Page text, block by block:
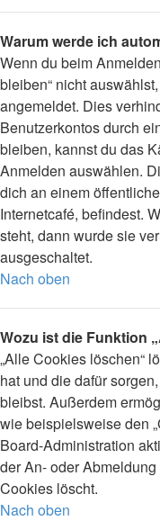
Warum werde ich
Wenn du beim
bleiben“ nicht
angemeldet. Dies
Benutzerkontos durch
bleiben, kannst du das
Anmelden auswählen.
dich an einem
Internetcafé, befindest.
steht, dann wurde sie
ausgeschaltet.
Nach oben
Wozu ist die Funktion
„Alle Cookies löschen“
hat und die dafür
bleibst. Außerdem
wie beispielsweise den
Board-Administration
der An- oder
Cookies löscht.
Nach oben